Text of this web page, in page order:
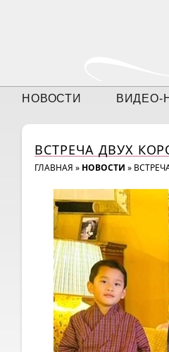
НОВОСТИ ВИДЕО-
ВСТРЕЧА ДВУХ
ГЛАВНАЯ » НОВОСТИ »